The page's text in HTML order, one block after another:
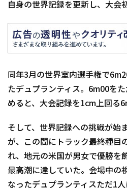
自身の世界記録を更新し、大会
同年3月の世界室内選手権で
たデュプランティス。6m00を
めると、大会記録を1cm上回る
そして、世界記録への挑戦が始
が、この間にトラック最終種目
れ、地元の米国が男女で優勝を
最高潮に達していた。会場中の
なったデュプランティスただ1